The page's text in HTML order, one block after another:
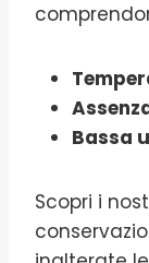
Bassa
Scopri i